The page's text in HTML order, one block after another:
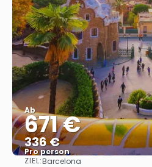
Ab
671 €
336 €
Pro person
ZIEL:Barcelona